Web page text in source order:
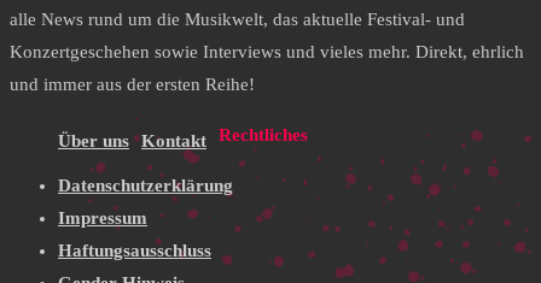
alle News rund um die Musikwelt, das aktuelle Festival- und
Konzertgeschehen sowie Interviews und vieles mehr. Direkt, ehrlich
und immer aus der ersten Reihe!
Über uns Kontakt Rechtliches
Datenschutzerklärung
Impressum
Haftungsausschluss